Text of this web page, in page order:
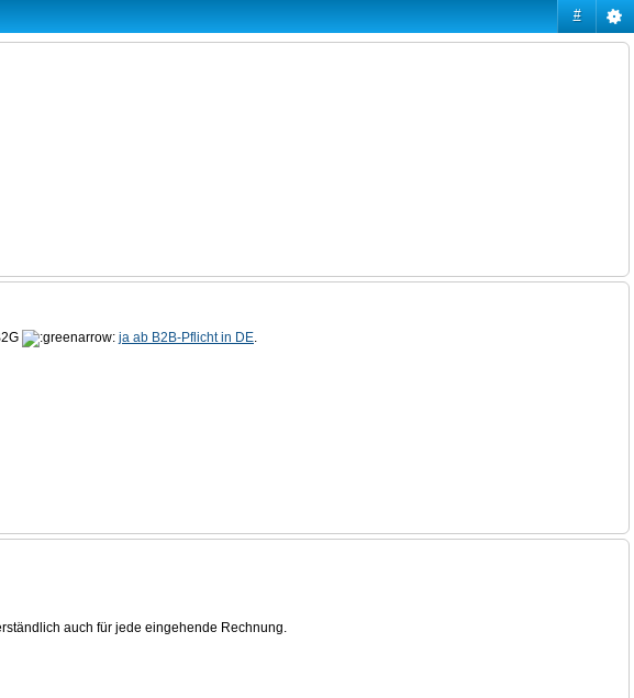
#
ja ab B2B-Pflicht in DE.
auch für jede eingehende Rechnung.